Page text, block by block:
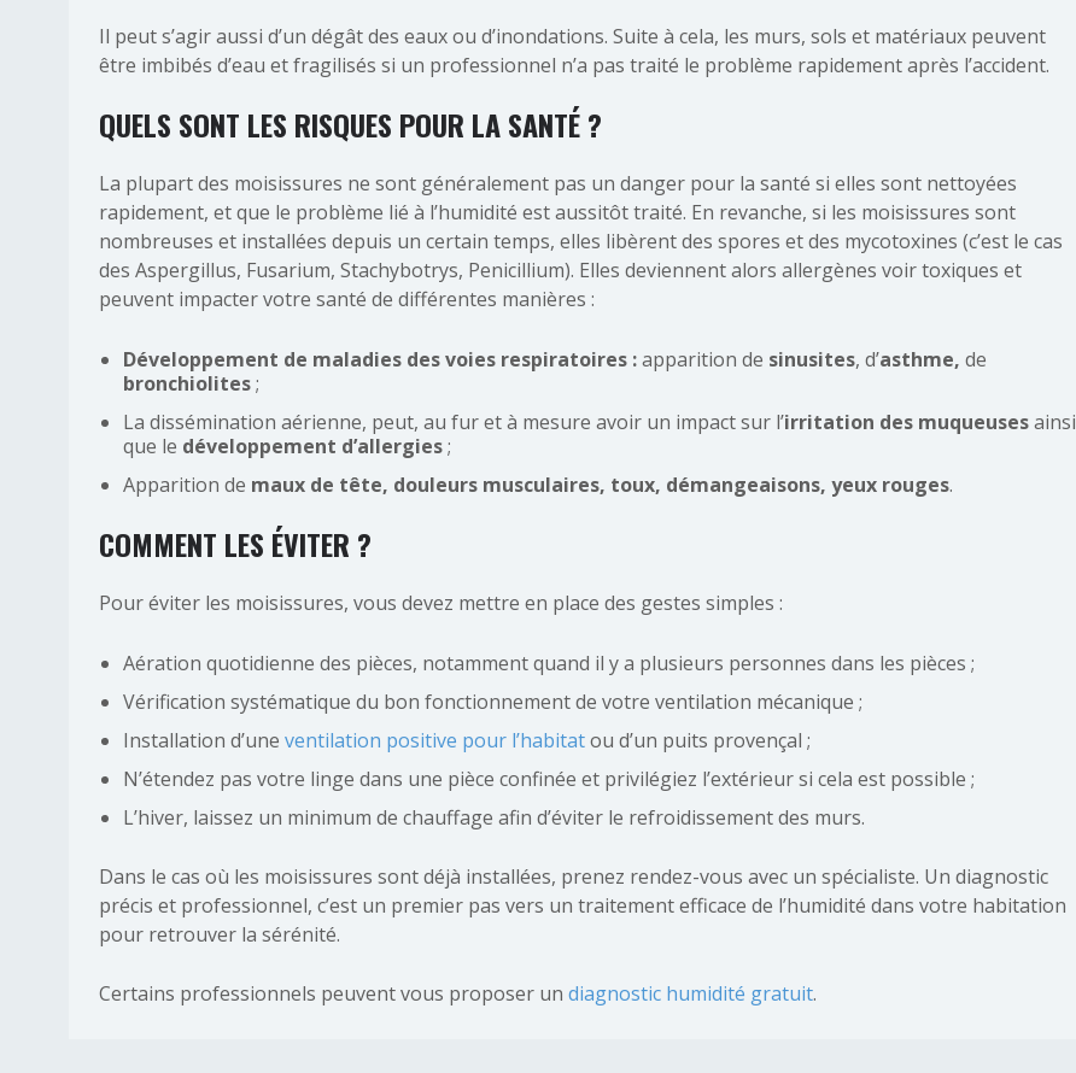
Il peut s’agir aussi d’un dégât des eaux ou d’inondations. Suite à cela, les murs, sols et matériaux peuvent
être imbibés d’eau et fragilisés si un professionnel n’a pas traité le problème rapidement après l’accident.
QUELS SONT LES RISQUES POUR LA SANTÉ ?
La plupart des moisissures ne sont généralement pas un danger pour la santé si elles sont nettoyées
rapidement, et que le problème lié à l’humidité est aussitôt traité. En revanche, si les moisissures sont
nombreuses et installées depuis un certain temps, elles libèrent des spores et des mycotoxines (c’est le cas
des Aspergillus, Fusarium, Stachybotrys, Penicillium). Elles deviennent alors allergènes voir toxiques et
peuvent impacter votre santé de différentes manières :
Développement de maladies des voies respiratoires :apparition de sinusites, d’asthme, de
bronchiolites;
La dissémination aérienne, peut, au fur et à mesure avoir un impact sur l’irritation des muqueusesainsi
que le développement d’allergies;
Apparition de maux de tête, douleurs musculaires, toux, démangeaisons, yeux rouges.
COMMENT LES ÉVITER ?
Pour éviter les moisissures, vous devez mettre en place des gestes simples :
Aération quotidienne des pièces, notamment quand il y a plusieurs personnes dans les pièces ;
Vérification systématique du bon fonctionnement de votre ventilation mécanique ;
Installation d’une ventilation positive pour l’habitatou d’un puits provençal ;
N’étendez pas votre linge dans une pièce confinée et privilégiez l’extérieur si cela est possible ;
L’hiver, laissez un minimum de chauffage afin d’éviter le refroidissement des murs.
Dans le cas où les moisissures sont déjà installées, prenez rendez-vous avec un spécialiste. Un diagnostic
précis et professionnel, c’est un premier pas vers un traitement efficace de l’humidité dans votre habitation
pour retrouver la sérénité.
Certains professionnels peuvent vous proposer un diagnostic humidité gratuit.
HUMIDITÉ